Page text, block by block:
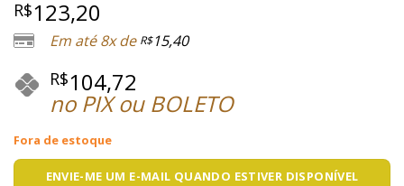
R$123,20
Em até 8x de R$15,40
R$104,72
no PIX ou BOLETO
Fora de estoque
ENVIE-ME UM E-MAIL QUANDO ESTIVER DISPONÍVEL